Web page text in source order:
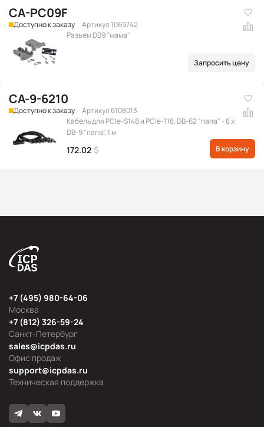
CA-PC09F
Доступно к заказу
Артикул 1069742
Разъем DB9 "мама"
Запросить цену
CA-9-6210
Доступно к заказу
Артикул 6108013
Кабель для PCIe-S148 и PCIe-118, DB-62 "папа" - 8 x
DB-9 "папа", 1 м
172.02 $ В корзину
Москва
+7 (495) 980-64-06
Офис продаж
sales@icpdas.ru
Санкт-Петербург
+7 (812) 326-59-24
Техническая поддержка
support@icpdas.ru